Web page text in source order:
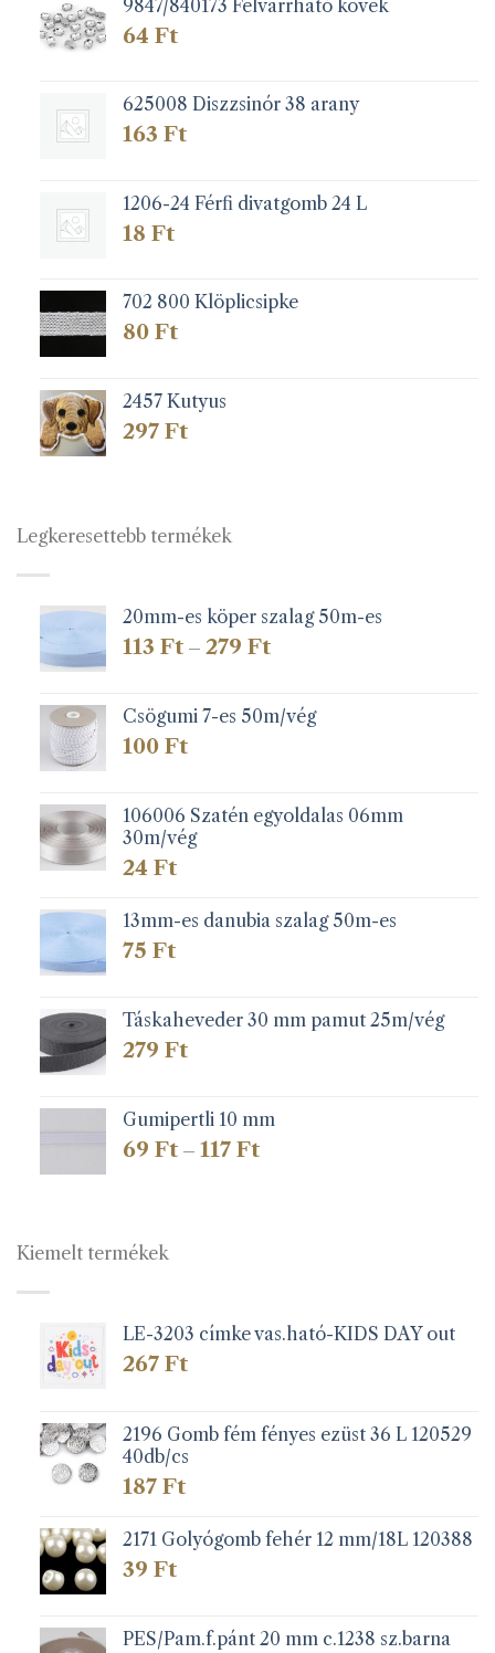
9847/840173 Felvarrható kövek
64 Ft
625008 Diszzsinór 38 arany
163 Ft
1206-24 Férfi divatgomb 24 L
18 Ft
702 800 Klöplicsipke
80 Ft
2457 Kutyus
297 Ft
Legkeresettebb termékek
20mm-es köper szalag 50m-es
113 Ft – 279 FtÁrtartomány:
279 Ft
Csögumi 7-es 50m/vég
100 Ft
106006 Szatén egyoldalas 06mm
30m/vég
24 Ft
13mm-es danubia szalag 50m-es
75 Ft
Táskaheveder 30 mm pamut 25m/vég
279 Ft
Gumipertli 10 mm
69 Ft – 117 FtÁrtartomány:
Kiemelt termékek
LE-3203 címke vas.ható-KIDS DAY out
267 Ft
2196 Gomb fém fényes ezüst 36 L 120529
40db/cs
187 Ft
2171 Golyógomb fehér 12 mm/18L 120388
39 Ft
PES/Pam.f.pánt 20 mm c.1238 sz.barna